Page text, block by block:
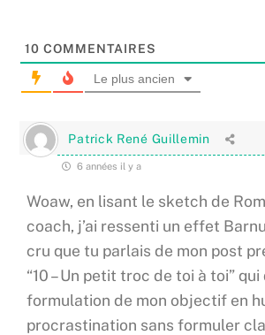
10 COMMENTAIRES
Le plus ancien
Patrick René Guillemin
6 années il y a
Woaw, en lisant le sketch de
coach, j’ai ressenti un effet
cru que tu parlais de mon post
“10 – Un petit troc de toi à toi”
formulation de mon objectif en
procrastination sans formuler